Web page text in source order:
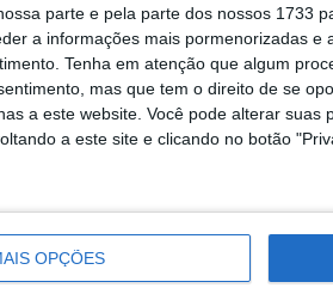
parte e pela parte dos nossos 1733
a informações mais pormenorizadas
Tenha em atenção que algum
mas que tem o direito de se
a este website. Você pode alterar suas
a este site e clicando no botão
OPÇÕES
milhões de graus Celsius